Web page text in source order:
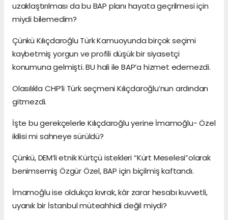
uzaklaştırılması da bu BAP planı hayata geçrilmesi için
miydi bilemedim?
Çünkü Kılıçdaroğlu Türk Kamuoyunda birçok seçimi
kaybetmiş yorgun ve profili düşük bir siyasetçi
konumuna gelmişti. BU hali ile BAP’a hizmet edemezdi.
Olasılıkla CHP’li Türk seçmeni Kılıçdaroğlu’nun ardından
gitmezdi.
İşte bu gerekçelerle Kılıçdaroğlu yerine İmamoğlu- Özel
ikilisi mi sahneye sürüldü?
Çünkü, DEM’li etnik Kürtçü istekleri “Kürt Meselesi”olarak
benimsemiş Özgür Özel, BAP için biçilmiş kaftandı.
İmamoğlu ise oldukça kıvrak, kâr zarar hesabı kuvvetli,
uyanık bir İstanbul müteahhidi değil miydi?